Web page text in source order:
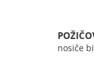
nosiče